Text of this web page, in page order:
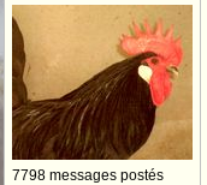
7798 messages postés